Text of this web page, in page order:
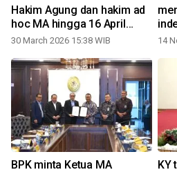
Hakim Agung dan hakim ad
hoc MA hingga 16 April
2026
30 March 2026 15:38 WIB 14
BPK minta Ketua MA
KY